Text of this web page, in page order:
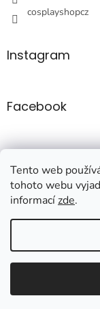
Tento web
tohoto webu
informacízde.
cosplayshopcz
Instagram
Facebook
Copyright 2026